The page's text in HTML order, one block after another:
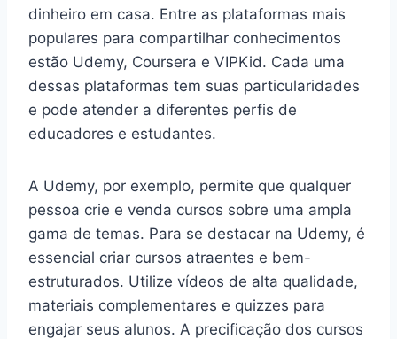
dinheiro em casa. Entre as plataformas mais
populares para compartilhar conhecimentos
estão Udemy, Coursera e VIPKid. Cada uma
dessas plataformas tem suas particularidades
e pode atender a diferentes perfis de
educadores e estudantes.
A Udemy, por exemplo, permite que qualquer
pessoa crie e venda cursos sobre uma ampla
gama de temas. Para se destacar na Udemy, é
essencial criar cursos atraentes e bem-
estruturados. Utilize vídeos de alta qualidade,
materiais complementares e quizzes para
engajar seus alunos. A precificação dos cursos